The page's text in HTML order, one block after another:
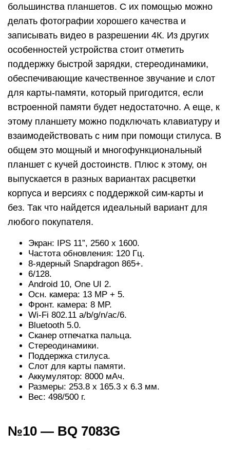
большинства планшетов. С их помощью можно
делать фотографии хорошего качества и
записывать видео в разрешении 4К. Из других
особенностей устройства стоит отметить
поддержку быстрой зарядки, стереодинамики,
обеспечивающие качественное звучание и слот
для карты-памяти, который пригодится, если
встроенной памяти будет недостаточно. А еще, к
этому планшету можно подключать клавиатуру и
взаимодействовать с ним при помощи стилуса. В
общем это мощный и многофункциональный
планшет с кучей достоинств. Плюс к этому, он
выпускается в разных вариантах расцветки
корпуса и версиях с поддержкой сим-карты и
без. Так что найдется идеальный вариант для
любого покупателя.
Экран: IPS 11”, 2560 x 1600.
Частота обновления: 120 Гц.
8-ядерный Snapdragon 865+.
6/128.
Android 10, One UI 2.
Осн. камера: 13 MP + 5.
Фронт. камера: 8 MP.
Wi-Fi 802.11 a/b/g/n/ac/6.
Bluetooth 5.0.
Сканер отпечатка пальца.
Стереодинамики.
Поддержка стилуса.
Слот для карты памяти.
Аккумулятор: 8000 мАч.
Размеры: 253.8 х 165.3 х 6.3 мм.
Вес: 498/500 г.
№10 — BQ 7083G